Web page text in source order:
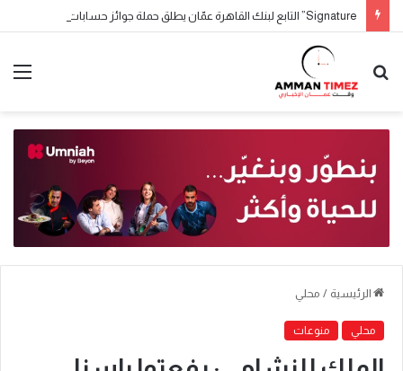
الرئيسية / محلي
محلي منوعات